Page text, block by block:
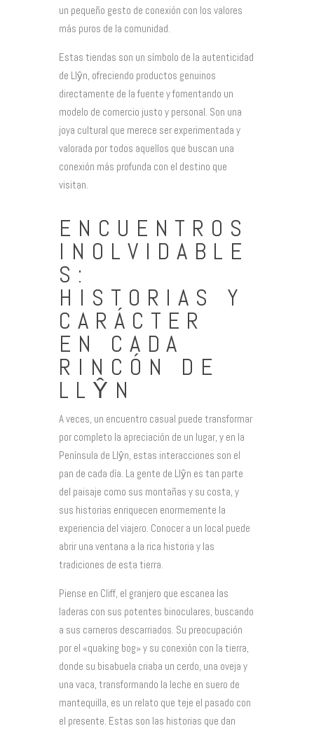
un pequeño gesto de conexión con los valores
más puros de la comunidad.
Estas tiendas son un símbolo de la autenticidad
de Llŷn, ofreciendo productos genuinos
directamente de la fuente y fomentando un
modelo de comercio justo y personal. Son una
joya cultural que merece ser experimentada y
valorada por todos aquellos que buscan una
conexión más profunda con el destino que
visitan.
ENCUENTROS
INOLVIDABLE
S:
HISTORIAS Y
CARÁCTER
EN CADA
RINCÓN DE
LLŶN
A veces, un encuentro casual puede transformar
por completo la apreciación de un lugar, y en la
Península de Llŷn, estas interacciones son el
pan de cada día. La gente de Llŷn es tan parte
del paisaje como sus montañas y su costa, y
sus historias enriquecen enormemente la
experiencia del viajero. Conocer a un local puede
abrir una ventana a la rica historia y las
tradiciones de esta tierra.
Piense en Cliff, el granjero que escanea las
laderas con sus potentes binoculares, buscando
a sus carneros descarriados. Su preocupación
por el «quaking bog» y su conexión con la tierra,
donde su bisabuela criaba un cerdo, una oveja y
una vaca, transformando la leche en suero de
mantequilla, es un relato que teje el pasado con
el presente. Estas son las historias que dan